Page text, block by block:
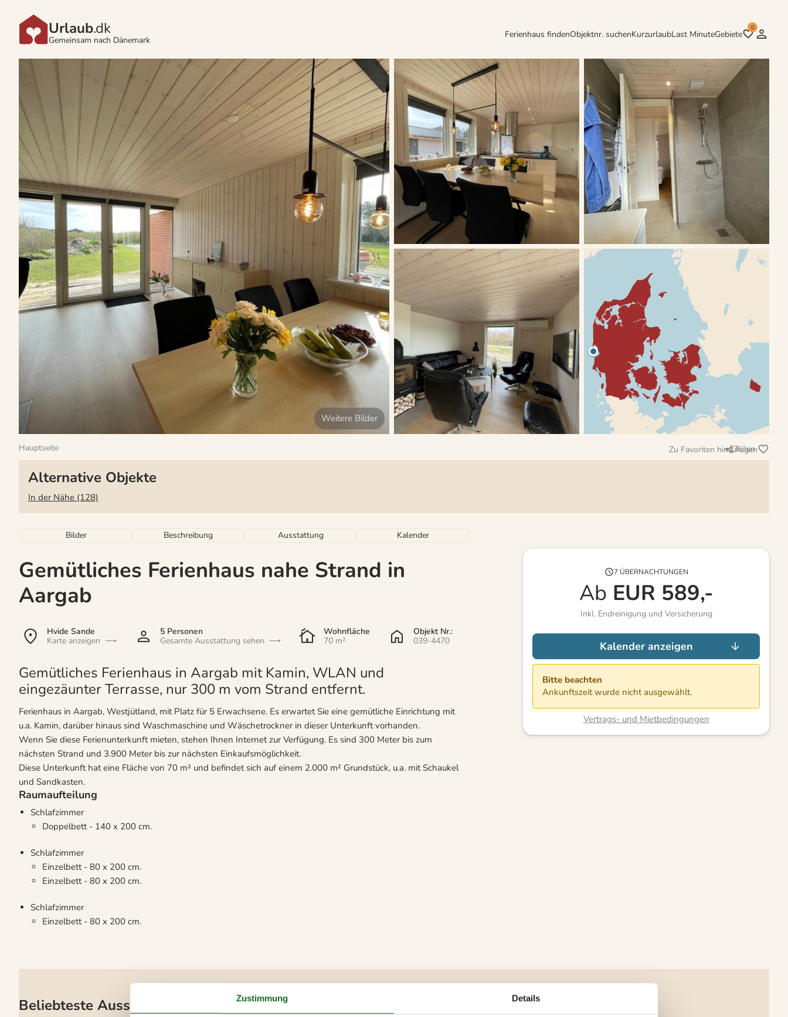
Urlaub.dk
Gemeinsam nach Dänemark
Ferienhaus findenObjektnr. suchenKurzurlaubLast MinuteGebiete
0
Hauptseite Zu Favoriten hinzufügen
Teilen
Alternative Objekte
In der Nähe (128)
Bilder Beschreibung Ausstattung Kalender
Gemütliches Ferienhaus nahe Strand in
Aargab
Hvide Sande
Karte anzeigen
5 Personen
Gesamte Ausstattung sehen
Wohnfläche
70 m²
Objekt Nr.:
039-4470
Gemütliches Ferienhaus in Aargab mit Kamin, WLAN und
eingezäunter Terrasse, nur 300 m vom Strand entfernt.
Ferienhaus in Aargab, Westjütland, mit Platz für 5 Erwachsene. Es erwartet Sie eine gemütliche Einrichtung mit
u.a. Kamin, darüber hinaus sind Waschmaschine und Wäschetrockner in dieser Unterkunft vorhanden.
Wenn Sie diese Ferienunterkunft mieten, stehen Ihnen Internet zur Verfügung. Es sind 300 Meter bis zum
nächsten Strand und 3.900 Meter bis zur nächsten Einkaufsmöglichkeit.
Diese Unterkunft hat eine Fläche von 70 m² und befindet sich auf einem 2.000 m² Grundstück, u.a. mit Schaukel
und Sandkasten.
Raumaufteilung
Schlafzimmer
Doppelbett - 140 x 200 cm.
Schlafzimmer
Einzelbett - 80 x 200 cm.
Einzelbett - 80 x 200 cm.
Schlafzimmer
Einzelbett - 80 x 200 cm.
Beliebteste Ausstattungen
7 ÜBERNACHTUNGEN
Ab EUR 589,-
Inkl. Endreinigung und Versicherung
Kalender anzeigen
Bitte beachten
Ankunftszeit wurde nicht ausgewählt.
Vertrags- und Mietbedingungen
Zustimmung Details